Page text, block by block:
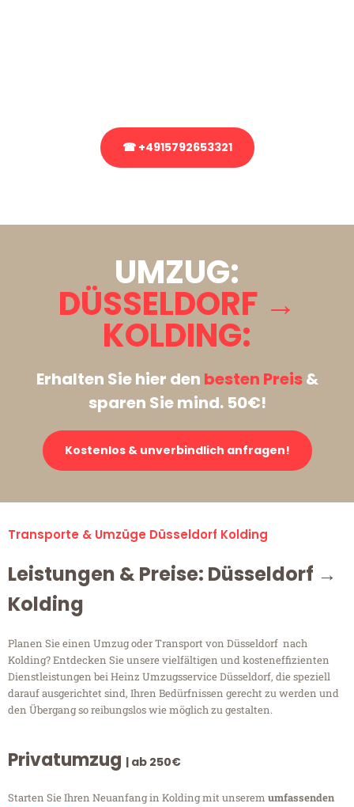
☎ +4915792653321
UMZUG:
DÜSSELDORF →
KOLDING:
Erhalten Sie hier den besten Preis&
sparen Sie mind. 50€!
Kostenlos & unverbindlich anfragen!
Transporte & Umzüge Düsseldorf Kolding
Leistungen & Preise: Düsseldorf →
Kolding
Planen Sie einen Umzug oder Transport von Düsseldorf nach
Kolding? Entdecken Sie unsere vielfältigen und kosteneffizienten
Dienstleistungen bei Heinz Umzugsservice Düsseldorf, die speziell
darauf ausgerichtet sind, Ihren Bedürfnissen gerecht zu werden und
den Übergang so reibungslos wie möglich zu gestalten.
Privatumzug | ab 250€
Starten Sie Ihren Neuanfang in Kolding mit unserem umfassenden